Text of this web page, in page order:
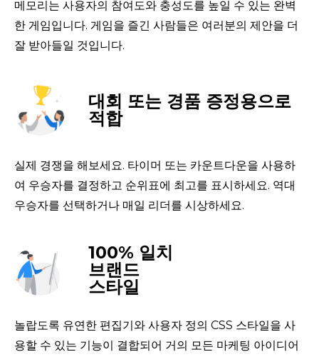
메모리는 사용자의 참여도와 충성도를 높일 수 있는 완벽
한 게임입니다. 게임을 즐긴 사람들은 여러분의 제안을 더
잘 받아들일 것입니다.
대회 또는 경품 증정용으로
적합
실제 경쟁을 해보세요. 타이머 또는 카운트다운을 사용하
여 우승자를 결정하고 순위표에 최고를 표시하세요. 역대
우승자를 선택하거나 매일 리더를 시상하세요.
100% 일치
브랜드
스타일
놀랍도록 유연한 편집기와 사용자 정의 CSS 스타일을 사
용할 수 있는 기능이 결합되어 거의 모든 마케팅 아이디어